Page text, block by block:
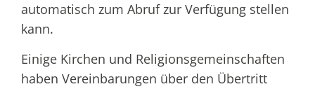
automatisch zum Abruf zur Verfügung stellen
kann.
Einige Kirchen und Religionsgemeinschaften
haben Vereinbarungen über den Übertritt